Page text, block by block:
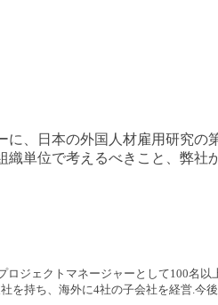
、日本の外国人材雇用研究の
単位で考えるべきこと、弊社
ジェクトマネージャーとして100名
持ち、海外に4社の子会社を経営.今